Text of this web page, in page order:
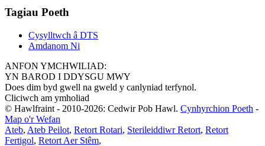
Tagiau Poeth
Cysylltwch â DTS
Amdanom Ni
ANFON YMCHWILIAD:
YN BAROD I DDYSGU MWY
Does dim byd gwell na gweld y canlyniad terfynol.
Cliciwch am ymholiad
© Hawlfraint - 2010-2026: Cedwir Pob Hawl. Cynhyrchion Poeth -
Map o'r Wefan
Ateb, Ateb Peilot, Retort Rotari, Sterileiddiwr Retort, Retort
Fertigol, Retort Aer Stêm,